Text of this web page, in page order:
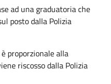
ad una graduatoria che
posto dalla Polizia
proporzionale alla
riscosso dalla Polizia